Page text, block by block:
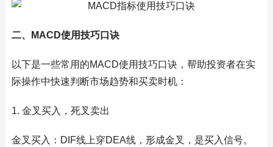
二、MACD使用技巧口诀
以下是一些常用的MACD使用技巧口诀，帮助投资者在实
际操作中快速判断市场趋势和买卖时机：
1. 金叉买入，死叉卖出
金叉买入：DIF线上穿DEA线，形成金叉，是买入信号。